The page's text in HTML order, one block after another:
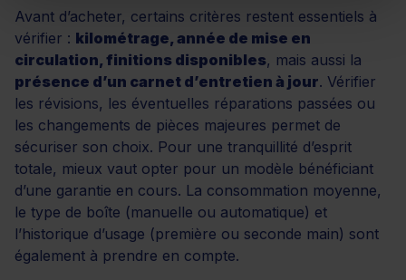
Avant d’acheter, certains critères restent essentiels à
vérifier : kilométrage, année de mise en
circulation, finitions disponibles, mais aussi la
présence d’un carnet d’entretien à jour. Vérifier
les révisions, les éventuelles réparations passées ou
les changements de pièces majeures permet de
sécuriser son choix. Pour une tranquillité d’esprit
totale, mieux vaut opter pour un modèle bénéficiant
d’une garantie en cours. La consommation moyenne,
le type de boîte (manuelle ou automatique) et
l’historique d’usage (première ou seconde main) sont
également à prendre en compte.